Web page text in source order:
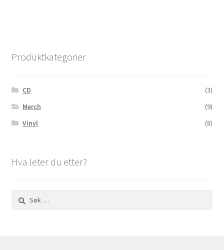
Produktkategorier
CD
(3)
Merch
(9)
Vinyl
(8)
Hva leter du etter?
etter: